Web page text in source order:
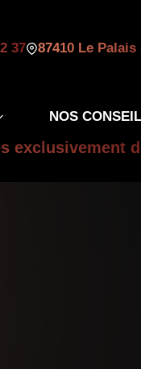
37 87410 Le
NOS
exclusivement